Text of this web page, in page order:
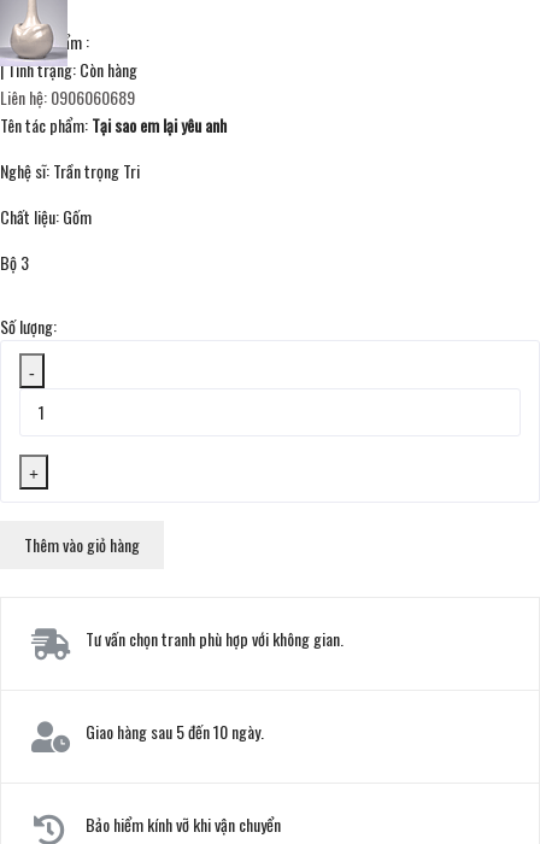
Mã sản phẩm :
|Tình trạng:Còn hàng
Liên hệ: 0906060689
Tên tác phẩm:Tại sao em lại yêu anh
Nghệ sĩ: Trần trọng Tri
Chất liệu: Gốm
Bộ 3
Số lượng:
-
+
Thêm vào giỏ hàng
Tư vấn chọn tranh phù hợp với không gian.
Giao hàng sau 5 đến 10 ngày.
Bảo hiểm kính vỡ khi vận chuyển